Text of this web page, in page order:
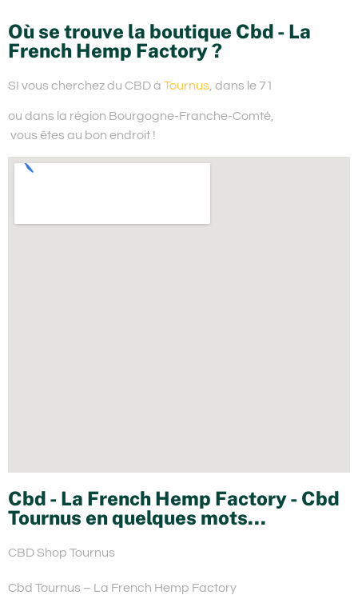
Où se trouve la boutique Cbd - La
French Hemp Factory ?
SI vous cherchez du CBD à Tournus , dans le 71
ou dans la région Bourgogne-Franche-Comté,
vous êtes au bon endroit !
Cbd - La French Hemp Factory - Cbd
Tournus en quelques mots...
CBD Shop Tournus
Cbd Tournus – La French Hemp Factory